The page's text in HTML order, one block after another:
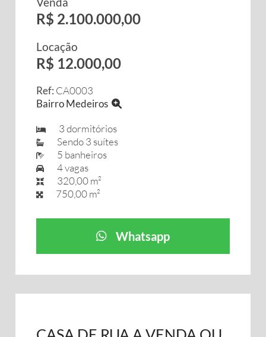
R$ 2.100.000,00
Locação
R$ 12.000,00
Ref: CA0003
Bairro Medeiros
3 dormitórios
Sendo 3 suítes
5 banheiros
4 vagas
320,00 m²
750,00 m²
Whatsapp